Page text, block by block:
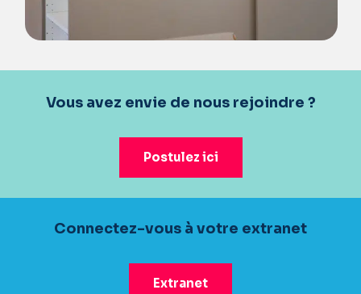
Vous avez envie de nous rejoindre ?
Postulez ici
Connectez-vous à votre extranet
Extranet